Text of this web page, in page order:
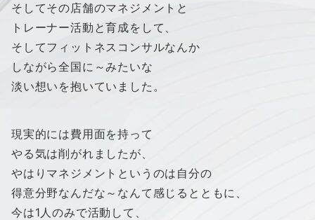
そしてその店舗のマネジメントと
トレーナー活動と育成をして、
そしてフィットネスコンサルなんか
しながら全国に～みたいな
淡い想いを抱いていました。
現実的には費用面を持って
やる気は削がれましたが、
やはりマネジメントというのは自分の
得意分野なんだな～なんて感じるとともに、
今は1人のみで活動して、